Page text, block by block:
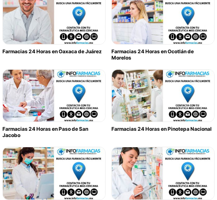
Farmacias 24 Horas en Oaxaca de Juárez
Farmacias 24 Horas en Ocotlán de
Morelos
Farmacias 24 Horas en Paso de San
Jacobo
Farmacias 24 Horas en Pinotepa Nacional